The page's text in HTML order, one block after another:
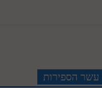
עשר הספירות